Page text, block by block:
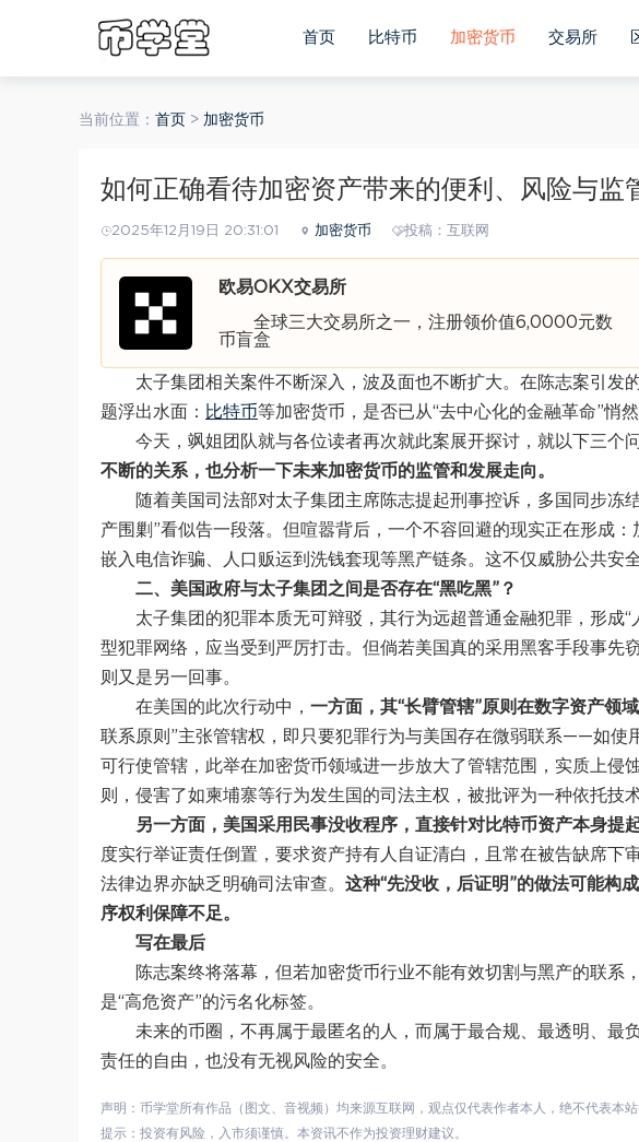
首页 比特币 加密货币 交易所
当前位置： 首页 > 加密货币
如何正确看待加密资产带来的便利、风险与监
2025年12月19日 20:31:01 加密货币 投稿：互联网
欧易OKX交易所
全球三大交易所之一，注册领价值6,0000元数
币盲盒
太子集团相关案件不断深入，波及面也不断扩大。在陈志案引发
题浮出水面： 比特币等加密货币，是否已从“去中心化的金融革命”悄
今天，飒姐团队就与各位读者再次就此案展开探讨，就以下三个问
不断的关系，也分析一下未来加密货币的监管和发展走向。
随着美国司法部对太子集团主席陈志提起刑事控诉，多国同步冻
产围剿”看似告一段落。但喧嚣背后，一个不容回避的现实正在形成
嵌入 电信诈骗、人口贩运到洗钱套现等黑产链条。这不仅威胁公共安
二、美国政府与太子集团之间是否存在“黑吃黑”？
太子集团的犯罪本质无可辩驳，其行为远超普通金融犯罪，形成
型犯罪网络，应当受到严厉打击。但倘若美国真的采用黑客手段事先
则又是另一回事。
在美国的此次行动中， 一方面，其“长臂管辖”原则在数字资产领
联系原则”主张管辖权，即只要犯罪行为与美国存在微弱联系——如
可行使管辖，此举在加密货币领域进一步放大了管辖范围，实质上侵
则，侵害了如柬埔寨等行为发生国的司法主权，被批评为一种依托技
另一方面，美国采用民事没收程序，直接针对比特币资产本身提
度实行举证责任倒置，要求资产持有人自证清白，且常在被告缺席下
法律边界亦缺乏明确司法审查。 这种“先没收，后证明”的做法可能构
序权利保障不足。
写在最后
陈志案终将落幕，但若加密货币行业不能有效切割与黑产的联系
是“高危资产”的污名化标签。
未来的币圈，不再属于最匿名的人，而属于最合规、最透明、最
责任的自由，也没有无视风险的安全。
声明：币学堂所有作品（图文、音视频）均来源互联网，观点仅代表作者本人，绝不代表本站
提示：投资有风险，入市须谨慎。本资讯不作为投资理财建议。